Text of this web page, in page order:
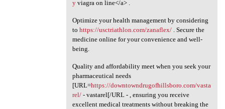
yviagra on line</a> .
Optimize your health management by considering
to https://usctriathlon.com/zanaflex/. Secure the
medicine online for your convenience and well-
being.
Quality and affordability meet when you seek your
pharmaceutical needs
[URL=https://downtowndrugofhillsboro.com/vasta
rel/- vastarel[/URL - , ensuring you receive
excellent medical treatments without breaking the